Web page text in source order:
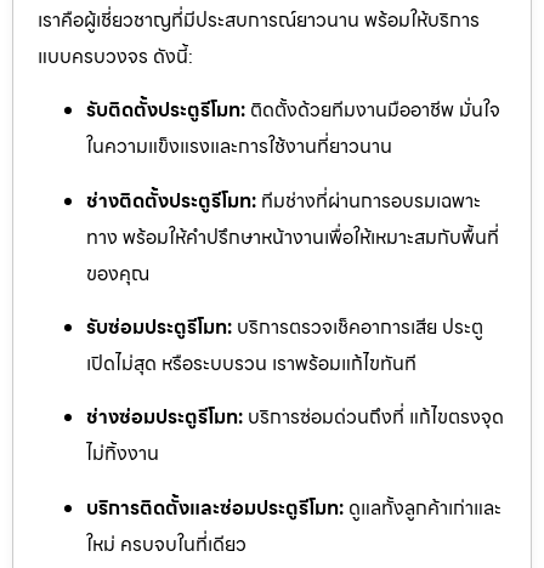
เราคือผู้เชี่ยวชาญที่มีประสบการณ์ยาวนาน พร้อมให้บริการ
แบบครบวงจร ดังนี้:
รับติดตั้งประตูรีโมท: ติดตั้งด้วยทีมงานมืออาชีพ มั่นใจ
ในความแข็งแรงและการใช้งานที่ยาวนาน
ช่างติดตั้งประตูรีโมท: ทีมช่างที่ผ่านการอบรมเฉพาะ
ทาง พร้อมให้คำปรึกษาหน้างานเพื่อให้เหมาะสมกับพื้นที่
ของคุณ
รับซ่อมประตูรีโมท: บริการตรวจเช็คอาการเสีย ประตู
เปิดไม่สุด หรือระบบรวน เราพร้อมแก้ไขทันที
ช่างซ่อมประตูรีโมท: บริการซ่อมด่วนถึงที่ แก้ไขตรงจุด
ไม่ทิ้งงาน
บริการติดตั้งและซ่อมประตูรีโมท: ดูแลทั้งลูกค้าเก่าและ
ใหม่ ครบจบในที่เดียว